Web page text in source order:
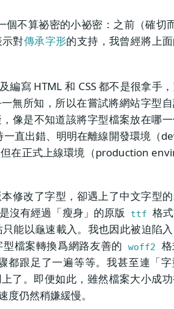
個不算祕密的小祕密：之前（確切
對傳承字形的支持，我曾經將上
編寫 HTML 和 CSS 都不是很拿手
無所知，所以在嘗試將網站字型
像是不知道該將字型檔案放在哪一
一直出錯、明明在離線開發環境（
在正式上線環境（production
修改了字型，卻遇上了中文字型
沒有經過「瘦身」的原版
ttf 格
只能以龜速載入。我也因此被迫陷
檔案轉換爲網路友善的
woff2
都跟足了一遍等等。我甚至連「字
了。即便如此，雖然檔案大小成
度仍然稍嫌緩慢。